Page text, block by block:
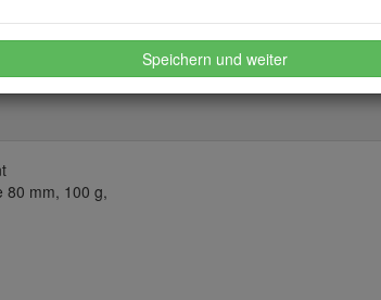
80 mm, 100 g,
Speichern und weiter